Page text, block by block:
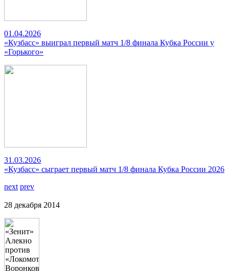
01.04.2026
«Кузбасс» выиграл первый матч 1/8 финала Кубка России у
«Горького»
31.03.2026
«Кузбасс» сыграет первый матч 1/8 финала Кубка России 2026
next prev
28 декабря 2014